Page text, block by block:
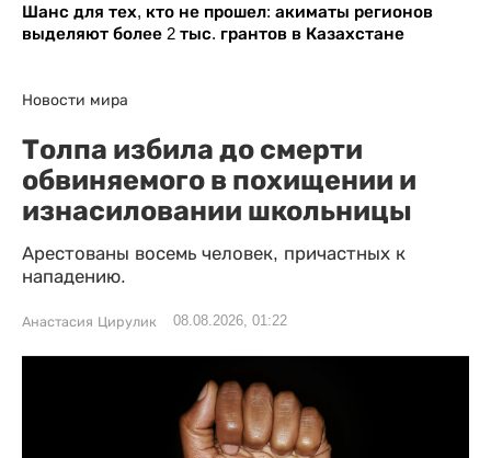
Шанс для тех, кто не прошел: акиматы регионов
выделяют более 2 тыс. грантов в Казахстане
Новости мира
Толпа избила до смерти
обвиняемого в похищении и
изнасиловании школьницы
Арестованы восемь человек, причастных к
нападению.
Анастасия Цирулик 08.08.2026, 01:22